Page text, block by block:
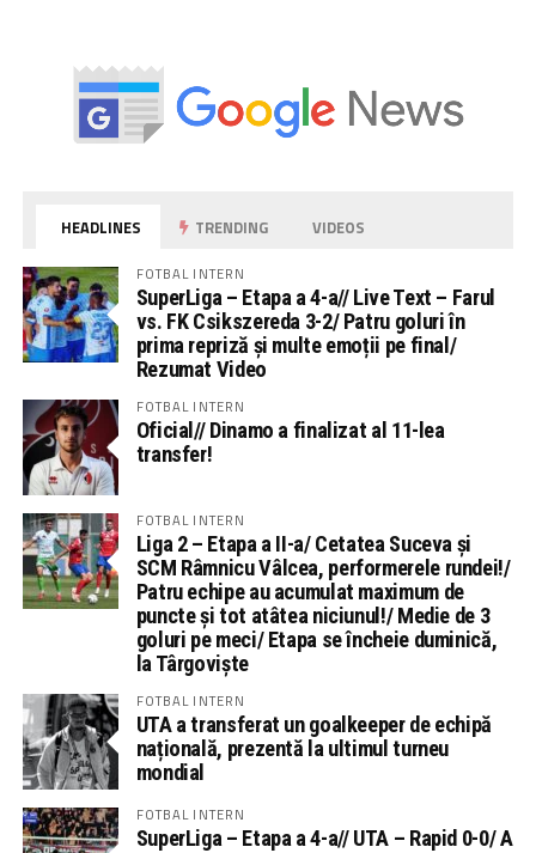
HEADLINES TRENDING VIDEOS
FOTBAL INTERN
SuperLiga – Etapa a 4-a// Live Text – Farul
vs. FK Csikszereda 3-2/ Patru goluri în
prima repriză și multe emoții pe final/
Rezumat Video
FOTBAL INTERN
Oficial// Dinamo a finalizat al 11-lea
transfer!
FOTBAL INTERN
Liga 2 – Etapa a II-a/ Cetatea Suceva și
SCM Râmnicu Vâlcea, performerele rundei!/
Patru echipe au acumulat maximum de
puncte și tot atâtea niciunul!/ Medie de 3
goluri pe meci/ Etapa se încheie duminică,
la Târgoviște
FOTBAL INTERN
UTA a transferat un goalkeeper de echipă
națională, prezentă la ultimul turneu
mondial
FOTBAL INTERN
SuperLiga – Etapa a 4-a// UTA – Rapid 0-0/ A